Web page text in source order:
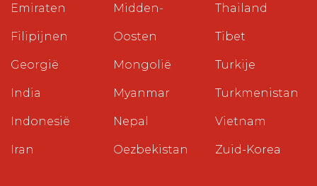
Emiraten
Filipijnen
Georgië
India
Indonesië
Iran
Midden-
Oosten
Mongolië
Myanmar
Nepal
Oezbekistan
Thailand
Tibet
Turkije
Turkmenistan
Vietnam
Zuid-Korea